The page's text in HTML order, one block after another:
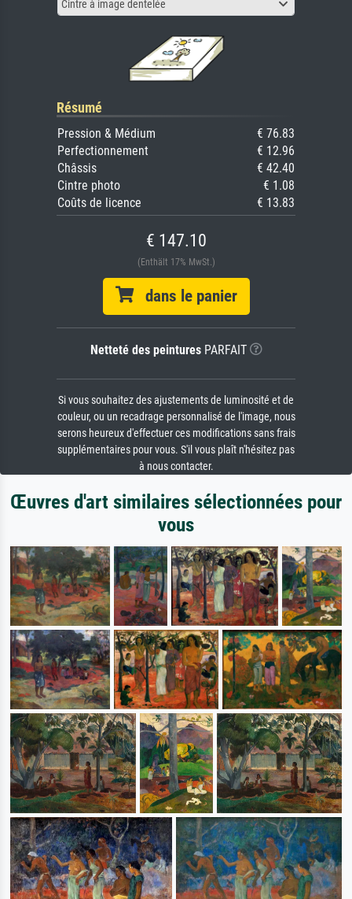
Cintre à image dentelée
Résumé
Pression & Médium
€ 76.83
Perfectionnement
€ 12.96
Châssis
€ 42.40
Cintre photo
€ 1.08
Coûts de licence
€ 13.83
€ 147.10
(Enthält 17% MwSt.)
dans le panier
Netteté des peinturesPARFAIT
Si vous souhaitez des ajustements de luminosité et de
couleur, ou un recadrage personnalisé de l'image, nous
serons heureux d'effectuer ces modifications sans frais
supplémentaires pour vous. S'il vous plaît n'hésitez pas
à nous contacter.
Œuvres d'art similaires sélectionnées pour
vous